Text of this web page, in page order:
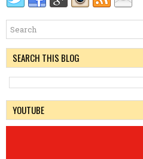
SEARCH THIS BLOG
YOUTUBE